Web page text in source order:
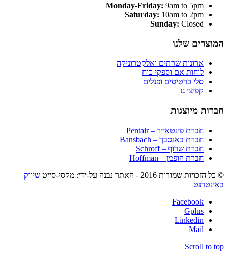
Monday-Friday: 9am to 5pm
Saturday: 10am to 2pm
Sunday: Closed
המוצרים שלנו
ארונות שרתים ואלקטרוניקה
לוחות אם וספקי כוח
סלי כרטיסים ופנלים
קפיצי גז
חברות מיוצגות
חברת פינטאייר – Pentair
חברת באנסבך – Bansbach
חברת שרוף – Schroff
חברת הופמן – Hoffman
© כל הזכויות שמורות 2016 - האתר נבנה על-ידי: מקסי-סייט
שיווק
באינטרנט
Facebook
Gplus
Linkedin
Mail
Scroll to top